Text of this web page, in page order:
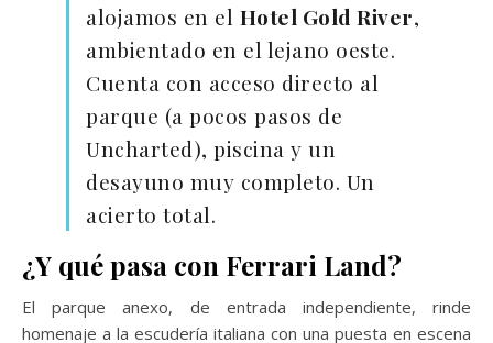
alojamos en el Hotel Gold River,
ambientado en el lejano oeste.
Cuenta con acceso directo al
parque (a pocos pasos de
Uncharted), piscina y un
desayuno muy completo. Un
acierto total.
¿Y qué pasa con Ferrari Land?
El parque anexo, de entrada independiente, rinde
homenaje a la escudería italiana con una puesta en escena